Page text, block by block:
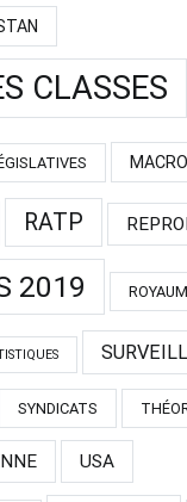
CLASSES
RATP
2019
SYNDICATS
USA